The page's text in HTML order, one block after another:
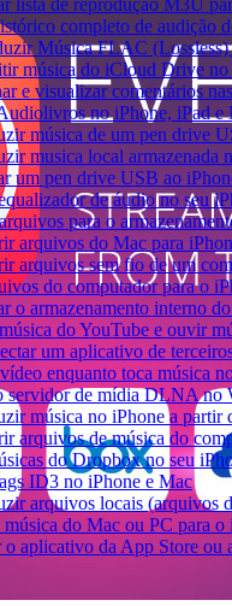
lista de reprodução M3U
completo de audição
Música FLAC
música do iCloud Drive
e visualizar comentários
no iPhone, iPad e
música de um pen drive
musica local armazenada
um pen drive USB ao
de áudio no seu
para o
arquivos do Mac para
arquivos sem fio de um
do computador para o
o armazenamento interno
do YouTube e ouvir
um aplicativo de
enquanto toca música
servidor de mídia DLNA no
música no iPhone a
arquivos de música do
do Dropbox no seu
ID3 no iPhone e Mac
arquivos locais (arquivos
música do Mac ou PC para
o aplicativo da App Store